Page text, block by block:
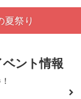
夏祭り
ント情報